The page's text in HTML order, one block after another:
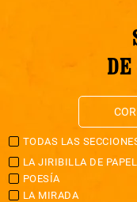
TODAS LAS
LA JIRIBILLA DE PAPEL
POESÍA
LA MIRADA